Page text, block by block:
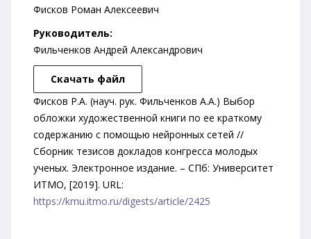
Фисков Роман Алексеевич
Руководитель:
Фильченков Андрей Александрович
Скачать файл
Фисков Р.А. (науч. рук. Фильченков А.А.) Выбор
обложки художественной книги по ее краткому
содержанию с помощью нейронных сетей //
Сборник тезисов докладов конгресса молодых
ученых. Электронное издание. – СПб: Университет
ИТМО, [2019]. URL:
https://kmu.itmo.ru/digests/article/2425